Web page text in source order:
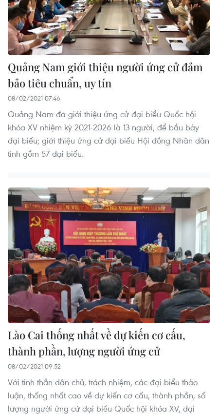
Quảng Nam giới thiệu người ứng cử đảm
bảo tiêu chuẩn, uy tín
08/02/2021 07:46
Quảng Nam đã giới thiệu ứng cử đại biểu Quốc hội
khóa XV nhiệm kỳ 2021-2026 là 13 người, để bầu bảy
đại biểu; giới thiệu ứng cử đại biểu Hội đồng Nhân dân
tỉnh gồm 57 đại biểu.
Lào Cai thống nhất về dự kiến cơ cấu,
thành phần, lượng người ứng cử
08/02/2021 09:52
Với tinh thần dân chủ, trách nhiệm, các đại biểu thảo
luận, thống nhất cao về dự kiến cơ cấu, thành phần, số
lượng người ứng cử đại biểu Quốc hội khóa XV, đại